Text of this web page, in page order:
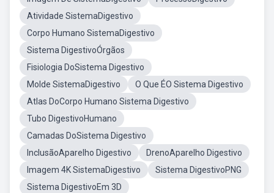
Atividade SistemaDigestivo
Corpo Humano SistemaDigestivo
Sistema DigestivoÓrgãos
Fisiologia DoSistema Digestivo
Molde SistemaDigestivo
O Que ÉO Sistema Digestivo
Atlas DoCorpo Humano Sistema Digestivo
Tubo DigestivoHumano
Camadas DoSistema Digestivo
InclusãoAparelho Digestivo
DrenoAparelho Digestivo
Imagem 4K SistemaDigestivo
Sistema DigestivoPNG
Sistema DigestivoEm 3D